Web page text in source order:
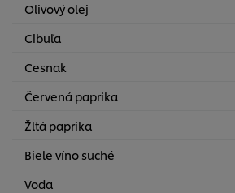
Olivový olej
Cibuľa
Cesnak
Červená paprika
Žltá paprika
Biele víno suché
Voda